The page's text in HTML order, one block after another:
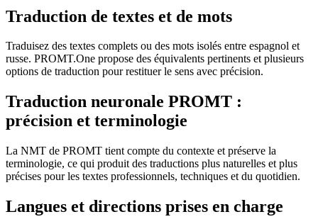
Traduction de textes et de mots
Traduisez des textes complets ou des mots isolés entre espagnol et
russe. PROMT.One propose des équivalents pertinents et plusieurs
options de traduction pour restituer le sens avec précision.
Traduction neuronale PROMT :
précision et terminologie
La NMT de PROMT tient compte du contexte et préserve la
terminologie, ce qui produit des traductions plus naturelles et plus
précises pour les textes professionnels, techniques et du quotidien.
Langues et directions prises en charge